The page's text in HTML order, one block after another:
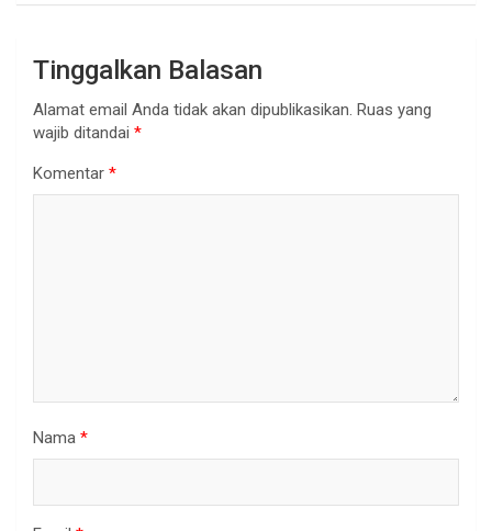
Tinggalkan Balasan
Alamat email Anda tidak akan dipublikasikan. Ruas yang
wajib ditandai *
Komentar *
Nama *